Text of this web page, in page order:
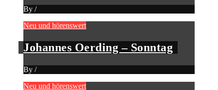
By /
Neu und hörenswert
Johannes Oerding – Sonntag
By /
Neu und hörenswert